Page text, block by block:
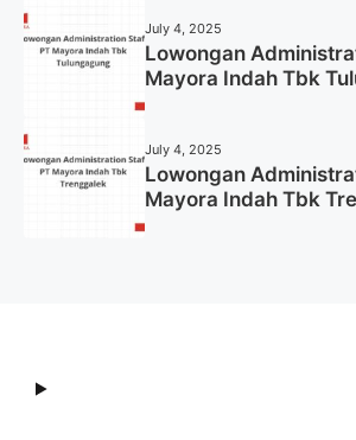
July 4, 2025
Lowongan
Mayora Indah Tbk
July 4, 2025
Lowongan
Mayora Indah Tbk